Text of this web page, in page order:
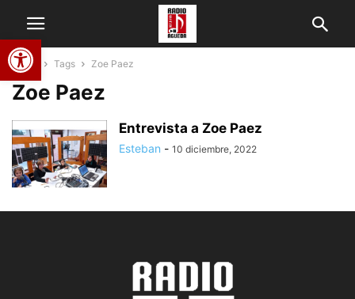
Abrir barra de herramientas
Home Tags Zoe Paez
Zoe Paez
Entrevista a Zoe Paez
Esteban - 10 diciembre, 2022